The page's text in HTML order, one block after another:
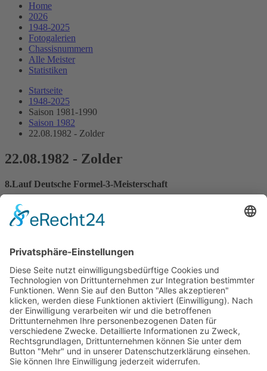
Home
2026
1948-2025
Fotogalerien
Chassisnummern
Alle Meister
Statistiken
Startseite
1948-2025
Saison 1981-1990
Saison 1982
22.08.1982 - Zolder
22.08.1982 - Zolder
8.Lauf Deutsche Formel-3-Meisterschaft
Streckenskizze
Nennungsliste
Ergebnis Zeittraining 1
Original Zeitnahme
Ergebnis Zeittraining 2
Original Zeitnahme
Gesamtergebnis Zeittraining 1+2 Original Zeitnahme
Startaufstellung
Original Zeitnahme
Ergebnis Rennen
Original Zeitnahme